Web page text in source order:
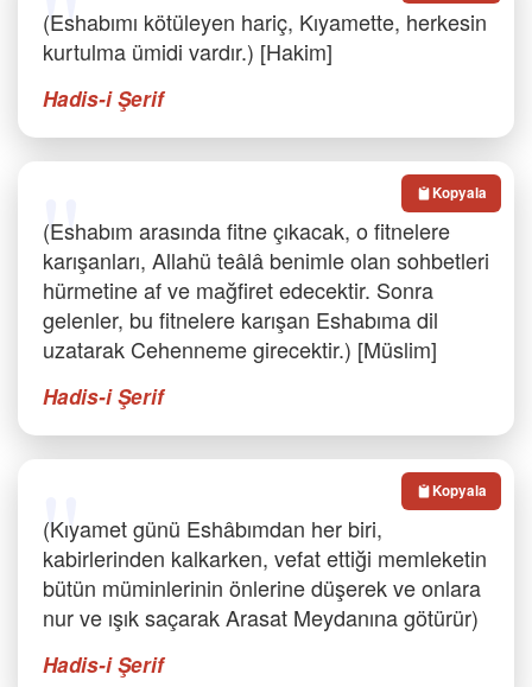
(Eshabımı kötüleyen hariç, Kıyamette, herkesin
kurtulma ümidi vardır.) [Hakim]
Hadis-i Şerif
(Eshabım arasında fitne çıkacak, o fitnelere
karışanları, Allahü teâlâ benimle olan sohbetleri
hürmetine af ve mağfiret edecektir. Sonra
gelenler, bu fitnelere karışan Eshabıma dil
uzatarak Cehenneme girecektir.) [Müslim]
Hadis-i Şerif
Kopyala
(Kıyamet günü Eshâbımdan her biri,
kabirlerinden kalkarken, vefat ettiği memleketin
bütün müminlerinin önlerine düşerek ve onlara
nur ve ışık saçarak Arasat Meydanına götürür)
Hadis-i Şerif
Kopyala